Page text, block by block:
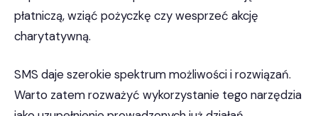
płatniczą, wziąć pożyczkę czy wesprzeć akcję
charytatywną.
SMS daje szerokie spektrum możliwości i rozwiązań.
Warto zatem rozważyć wykorzystanie tego narzędzia